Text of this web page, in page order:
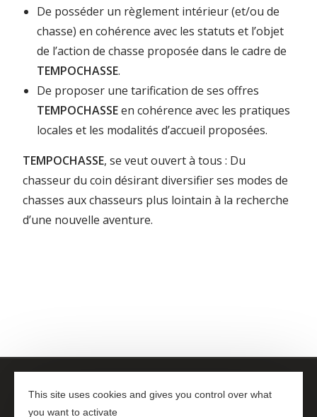
De posséder un règlement intérieur (et/ou de
chasse) en cohérence avec les statuts et l’objet
de l’action de chasse proposée dans le cadre de
TEMPOCHASSE.
De proposer une tarification de ses offres
TEMPOCHASSEen cohérence avec les pratiques
locales et les modalités d’accueil proposées.
TEMPOCHASSE, se veut ouvert à tous : Du
chasseur du coin désirant diversifier ses modes de
chasses aux chasseurs plus lointain à la recherche
d’une nouvelle aventure.
Fédérations des chasseurs d’Occitanie
Plan du site
This site uses cookies and gives you control over what
you want to activate